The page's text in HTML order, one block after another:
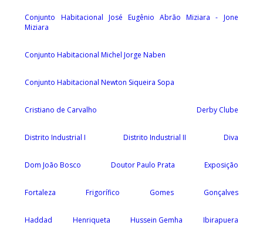
Conjunto Habitacional José Eugênio Abrão Miziara - Jone
Miziara
Conjunto Habitacional Michel Jorge Naben
Conjunto Habitacional Newton Siqueira Sopa
Cristiano de Carvalho Derby Clube
Distrito Industrial I Distrito Industrial II Diva
Dom João Bosco Doutor Paulo Prata Exposição
Fortaleza Frigorífico Gomes Gonçalves
Haddad Henriqueta Hussein Gemha Ibirapuera